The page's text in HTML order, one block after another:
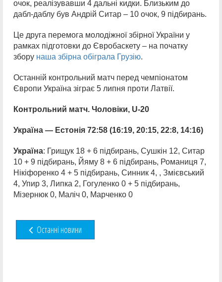
очок, реалізувавши 4 дальні кидки. Близьким до
дабл-даблу був Андрій Ситар – 10 очок, 9 підбирань.
Це друга перемога молодіжної збірної України у
рамках підготовки до Євробаскету – на початку
збору наша збірна обіграла Грузію.
Останній контрольний матч перед чемпіонатом
Європи Україна зіграє 5 липня проти Латвії.
Контрольний матч. Чоловіки, U-20
Україна — Естонія 72:58 (16:19, 20:15, 22:8, 14:16)
Україна: Грищук 18 + 6 підбирань, Сушкін 12, Ситар
10 + 9 підбирань, Йяму 8 + 6 підбирань, Романиця 7,
Нікіфоренко 4 + 5 підбирань, Синник 4, , Змієвський
4, Упир 3, Липка 2, Гогуленко 0 + 5 підбирань,
Мізернюк 0, Маліч 0, Марченко 0
Останні новини